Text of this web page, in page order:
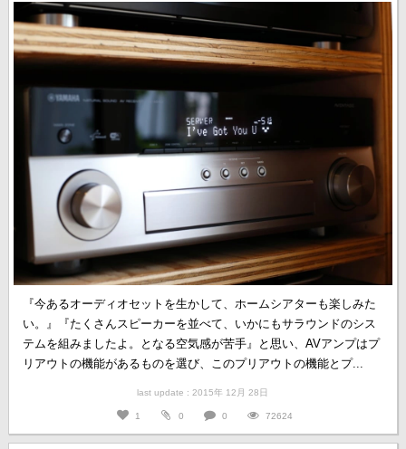
『今あるオーディオセットを生かして、ホームシアターも楽しみた
い。』『たくさんスピーカーを並べて、いかにもサラウンドのシス
テムを組みましたよ。となる空気感が苦手』と思い、AVアンプはプ
リアウトの機能があるものを選び、このプリアウトの機能とプ...
last update : 2015年 12月 28日
1 0 0 72624